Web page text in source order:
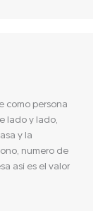
como persona
lado y lado,
y la
numero de
así es el valor